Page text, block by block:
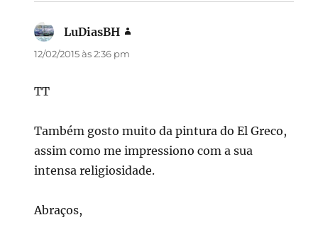
LuDiasBH
12/02/2015 às 2:36 pm
TT
Também gosto muito da pintura do El Greco,
assim como me impressiono com a sua
intensa religiosidade.
Abraços,